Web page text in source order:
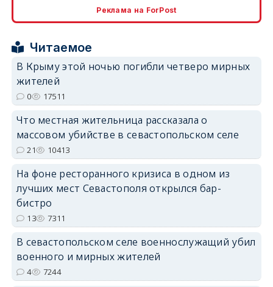
erid: 2SDnjdvhGXG
Реклама на ForPost
Читаемое
В Крыму этой ночью погибли четверо мирных
жителей
0 17511
Что местная жительница рассказала о
массовом убийстве в севастопольском селе
21 10413
На фоне ресторанного кризиса в одном из
лучших мест Севастополя открылся бар-
бистро
13 7311
В севастопольском селе военнослужащий убил
военного и мирных жителей
4 7244